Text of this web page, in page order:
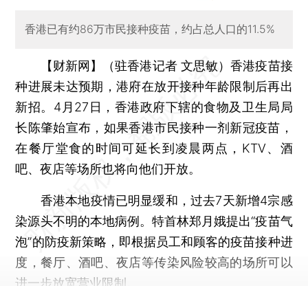
香港已有约86万市民接种疫苗，约占总人口的11.5%
【财新网】（驻香港记者 文思敏）香港疫苗接
种进展未达预期，港府在放开接种年龄限制后再出
新招。4月27日，香港政府下辖的食物及卫生局局
长陈肇始宣布，如果香港市民接种一剂新冠疫苗，
在餐厅堂食的时间可延长到凌晨两点，KTV、酒
吧、夜店等场所也将向他们开放。
香港本地疫情已明显缓和，过去7天新增4宗感
染源头不明的本地病例。特首林郑月娥提出“疫苗气
泡”的防疫新策略，即根据员工和顾客的疫苗接种进
度，餐厅、酒吧、夜店等传染风险较高的场所可以
进一步放宽营业限制。